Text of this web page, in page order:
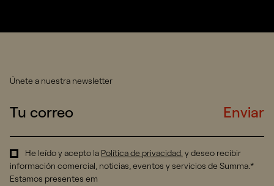
Únete a nuestra newsletter
Enviar
He leído y acepto la Política de privacidad. y deseo recibir
información comercial, noticias, eventos y servicios de Summa.*
Estamos presentes em